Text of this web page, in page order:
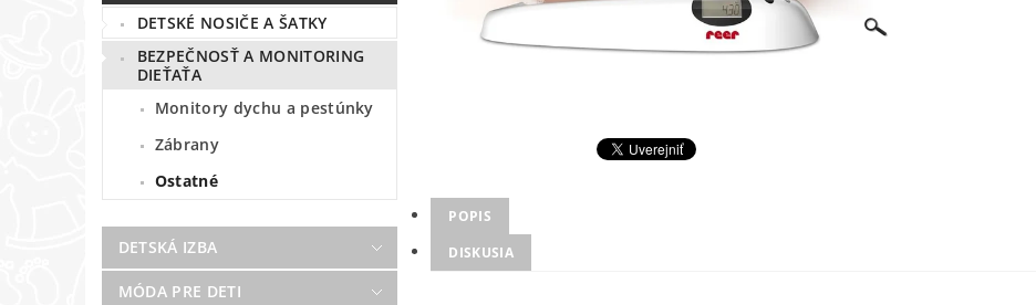
DETSKÉ NOSIČE A ŠATKY
BEZPEČNOSŤ A MONITORING
DIEŤAŤA
Monitory dychu a pestúnky
Zábrany
Ostatné
DETSKÁ IZBA
MÓDA PRE DETI
POPIS
DISKUSIA